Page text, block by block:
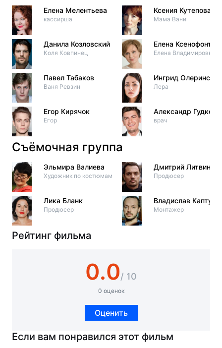
Елена Мелентьева
кассирша
Данила Козловский
Коля Ковпинец
Павел Табаков
Ваня Ревзин
Егор Кирячок
Егор
Ксения Кутепова
Мама Вани
Елена
Елена Владимировна
Ингрид Олеринская
Лера
Александр Гудков
врач
Съёмочная группа
Эльмира Валиева
Художник по костюмам
Лика Бланк
Продюсер
Дмитрий Литвинов
Продюсер
Владислав Каптур
Монтажер
Рейтинг фильма
0.0/ 10
0 оценок
Оценить
Если вам понравился этот фильм